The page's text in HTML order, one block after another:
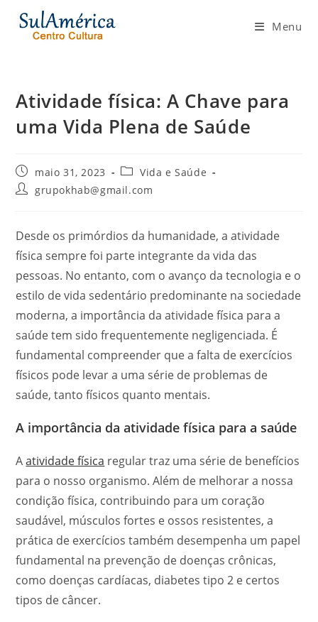
para
Menu
Atividade física: A Chave para
uma Vida Plena de Saúde
Post
publicado:
maio 31, 2023
Categoria
do
post:
Vida e Saúde
Autorgrupokhab@gmail.com
Desde os primórdios da humanidade, a atividade
física sempre foi parte integrante da vida das
pessoas. No entanto, com o avanço da tecnologia e o
estilo de vida sedentário predominante na sociedade
moderna, a importância da atividade física para a
saúde tem sido frequentemente negligenciada. É
fundamental compreender que a falta de exercícios
físicos pode levar a uma série de problemas de
saúde, tanto físicos quanto mentais.
A importância da atividade física para a saúde
Aatividade física regular traz uma série de benefícios
para o nosso organismo. Além de melhorar a nossa
condição física, contribuindo para um coração
saudável, músculos fortes e ossos resistentes, a
prática de exercícios também desempenha um papel
fundamental na prevenção de doenças crônicas,
como doenças cardíacas, diabetes tipo 2 e certos
tipos de câncer.